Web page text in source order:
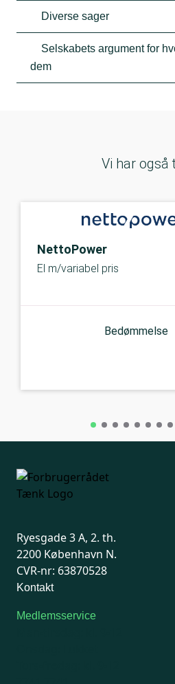
Diverse sager
Selskabets argument for
dem
Vi har også
NettoPower
El m/variabel pris
Bedømmelse
Ryesgade 3 A, 2. th.
2200 København N.
CVR-nr: 63870528
Kontakt
Medlemsservice